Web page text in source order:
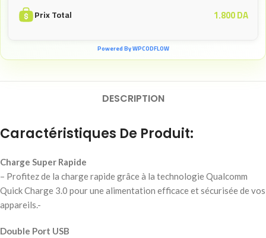
Prix Total 1.800DA
Powered By WPCODFLOW
DESCRIPTION
Caractéristiques De Produit:
Charge Super Rapide
– Profitez de la charge rapide grâce à la technologie Qualcomm
Quick Charge 3.0 pour une alimentation efficace et sécurisée de vos
appareils.-
Double Port USB